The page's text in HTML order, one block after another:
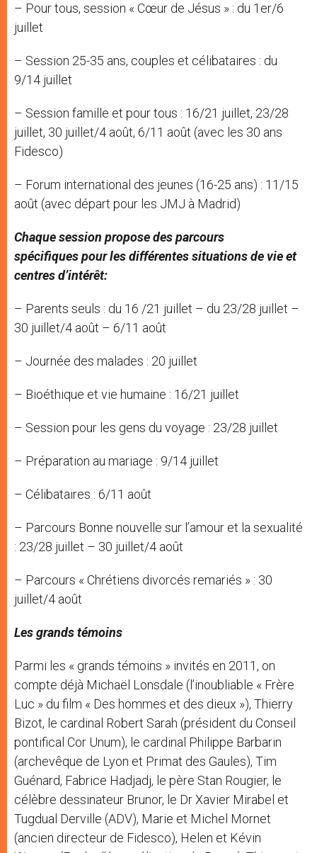
– Pour tous, session « Cœur de Jésus » : du 1er/6
juillet
– Session 25-35 ans, couples et célibataires : du
9/14 juillet
– Session famille et pour tous : 16/21 juillet, 23/28
juillet, 30 juillet/4 août, 6/11 août (avec les 30 ans
Fidesco)
– Forum international des jeunes (16-25 ans) : 11/15
août (avec départ pour les JMJ à Madrid)
Chaque session propose des parcours
spécifiques pour les différentes situations de vie et
centres d’intérêt:
– Parents seuls : du 16 /21 juillet – du 23/28 juillet –
30 juillet/4 août – 6/11 août
– Journée des malades : 20 juillet
– Bioéthique et vie humaine : 16/21 juillet
– Session pour les gens du voyage : 23/28 juillet
– Préparation au mariage : 9/14 juillet
– Célibataires : 6/11 août
– Parcours Bonne nouvelle sur l’amour et la sexualité
: 23/28 juillet – 30 juillet/4 août
– Parcours « Chrétiens divorcés remariés » : 30
juillet/4 août
Les grands témoins
Parmi les « grands témoins » invités en 2011, on
compte déjà Michaël Lonsdale (l’inoubliable « Frère
Luc » du film « Des hommes et des dieux »), Thierry
Bizot, le cardinal Robert Sarah (président du Conseil
pontifical Cor Unum), le cardinal Philippe Barbarin
(archevêque de Lyon et Primat des Gaules), Tim
Guénard, Fabrice Hadjadj, le père Stan Rougier, le
célèbre dessinateur Brunor, le Dr Xavier Mirabel et
Tugdual Derville (ADV), Marie et Michel Mornet
(ancien directeur de Fidesco), Helen et Kévin